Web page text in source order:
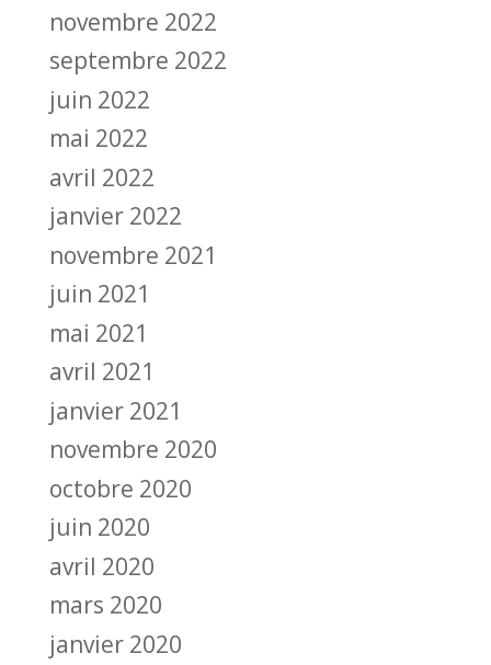
novembre 2022
septembre 2022
juin 2022
mai 2022
avril 2022
janvier 2022
novembre 2021
juin 2021
mai 2021
avril 2021
janvier 2021
novembre 2020
octobre 2020
juin 2020
avril 2020
mars 2020
janvier 2020